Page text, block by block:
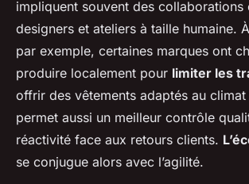
impliquent souvent des collaborations
designers et ateliers à taille humaine.
par exemple, certaines marques ont
produire localement pour limiter les
offrir des vêtements adaptés au
permet aussi un meilleur contrôle
réactivité face aux retours clients.
se conjugue alors avec l’agilité.